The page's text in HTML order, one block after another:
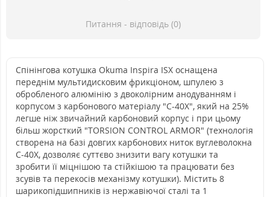
Питання - відповідь (0)
Спінінгова котушка Okuma Inspira ISX оснащена
переднім мультидисковим фрикціоном, шпулею з
обробленого алюмінію з двоколірним анодуванням і
корпусом з карбонового матеріалу "C-40X", який на 25%
легше ніж звичайний карбоновий корпус і при цьому
більш жорсткий "TORSION CONTROL ARMOR" (технологія
створена на базі довгих карбонових ниток вуглеволокна
C-40X, дозволяє суттєво знизити вагу котушки та
зробити її міцнішою та стійкішою та працювати без
зсувів та перекосів механізму котушки). Містить 8
шарикопідшипників із нержавіючої сталі та 1